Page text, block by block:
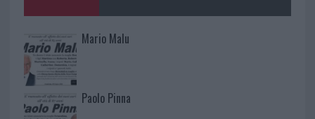
Mario Malu
Paolo Pinna